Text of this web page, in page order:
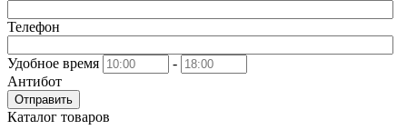
Телефон
Удобное время
-
Антибот
Отправить
Каталог товаров